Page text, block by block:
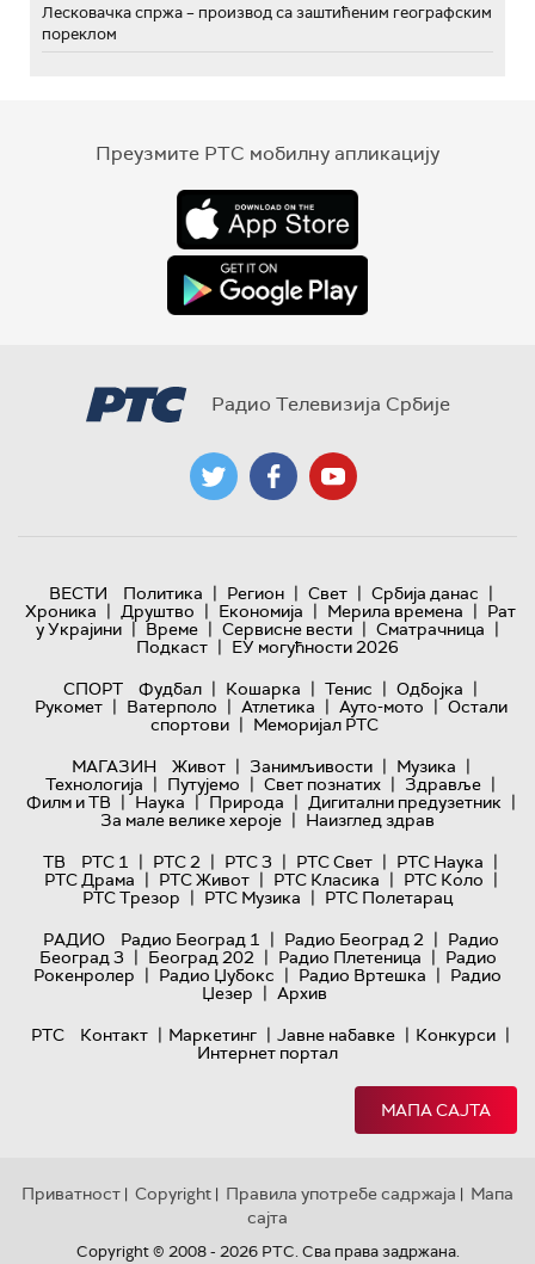
Лесковачка спржа – производ са заштићеним географским
пореклом
Преузмите РТС мобилну апликацију
Радио Телевизија Србије
ВЕСТИ Политика | Регион | Свет | Србија данас |
Хроника | Друштво | Економија | Мерила времена | Рат
у Украјини | Време | Сервисне вести | Сматрачница |
Подкаст | ЕУ могућности 2026
СПОРТ
Фудбал | Кошарка | Тенис | Одбојка |
Рукомет | Ватерполо | Атлетика | Ауто-мото | Остали
спортови | Меморијал РТС
МАГАЗИН
Живот | Занимљивости | Музика |
Технологијa | Путујемо | Свет познатих | Здравље |
Филм и ТВ | Наука | Природа | Дигитални предузетник |
За мале велике хероје | Наизглед здрав
ТВ
РТС 1 | РТС 2 | РТС 3 | РТС Свет | РТС Наука |
РТС Драма | РТС Живот | РТС Класика | РТС Коло |
РТС Трезор | РТС Музика | РТС Полетарац
РАДИО
Радио Београд 1 | Радио Београд 2 | Радио
Београд 3 | Београд 202 | Радио Плетеница | Радио
Рокенролер | Радио Џубокс | Радио Вртешка | Радио
Џезер | Архив
РТС
Контакт | Маркетинг | Јавне набавке | Конкурси |
Интернет портал
МАПА САЈТА
Приватност | Copyright | Правила употребе садржаја | Мапа
сајта
Copyright © 2008 - 2026 РТС. Сва права задржана.